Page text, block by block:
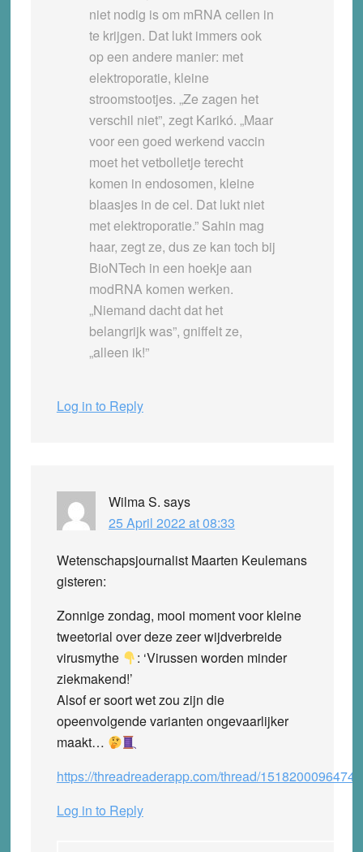
niet nodig is om mRNA cellen in
te krijgen. Dat lukt immers ook
op een andere manier: met
elektroporatie, kleine
stroomstootjes. „Ze zagen het
verschil niet”, zegt Karikó. „Maar
voor een goed werkend vaccin
moet het vetbolletje terecht
komen in endosomen, kleine
blaasjes in de cel. Dat lukt niet
met elektroporatie.” Sahin mag
haar, zegt ze, dus ze kan toch bij
BioNTech in een hoekje aan
modRNA komen werken.
„Niemand dacht dat het
belangrijk was”, gniffelt ze,
„alleen ik!”
Log in to Reply
Wilma S. says
25 April 2022 at 08:33
Wetenschapsjournalist Maarten Keulemans
gisteren:
Zonnige zondag, mooi moment voor kleine
tweetorial over deze zeer wijdverbreide
virusmythe
: ‘Virussen worden minder
ziekmakend!’
Alsof er soort wet zou zijn die
opeenvolgende varianten ongevaarlijker
maakt…
https://threadreaderapp.com/thread/
Log in to Reply